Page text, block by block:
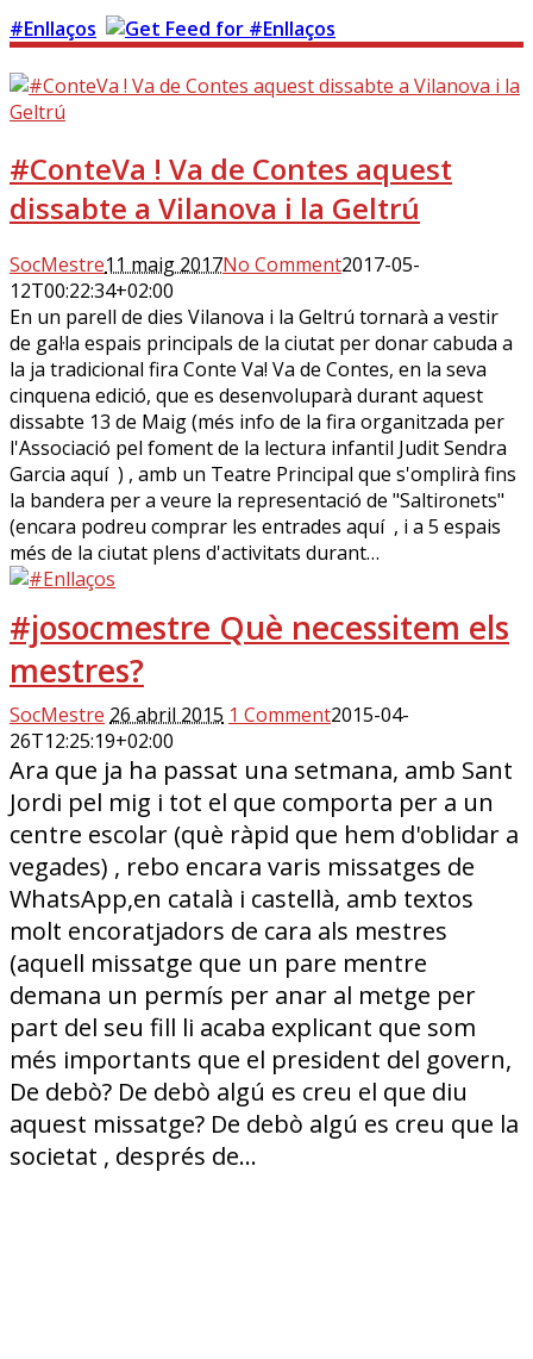
#Enllaços
#ConteVa ! Va de Contes aquest
dissabte a Vilanova i la Geltrú
SocMestre11 maig 2017No Comment2017-05-
12T00:22:34+02:00
En un parell de dies Vilanova i la Geltrú tornarà a vestir
de gal·la espais principals de la ciutat per donar cabuda a
la ja tradicional fira Conte Va! Va de Contes, en la seva
cinquena edició, que es desenvoluparà durant aquest
dissabte 13 de Maig (més info de la fira organitzada per
l'Associació pel foment de la lectura infantil Judit Sendra
Garcia aquí ) , amb un Teatre Principal que s'omplirà fins
la bandera per a veure la representació de "Saltironets"
(encara podreu comprar les entrades aquí , i a 5 espais
més de la ciutat plens d'activitats durant…
#josocmestre Què necessitem els
mestres?
SocMestre 26 abril 2015 1 Comment2015-04-
26T12:25:19+02:00
Ara que ja ha passat una setmana, amb Sant
Jordi pel mig i tot el que comporta per a un
centre escolar (què ràpid que hem d'oblidar a
vegades) , rebo encara varis missatges de
WhatsApp,en català i castellà, amb textos
molt encoratjadors de cara als mestres
(aquell missatge que un pare mentre
demana un permís per anar al metge per
part del seu fill li acaba explicant que som
més importants que el president del govern,
De debò? De debò algú es creu el que diu
aquest missatge? De debò algú es creu que la
societat , després de…